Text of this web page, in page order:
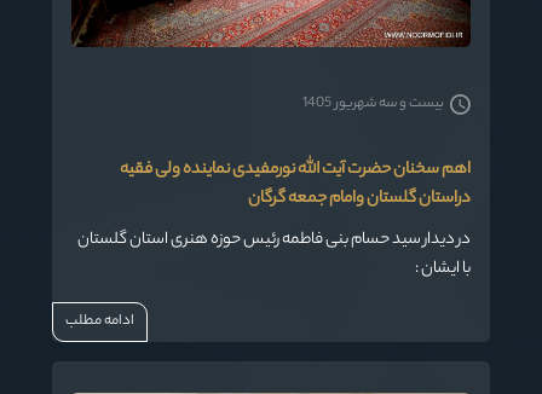
اهم سخنان حضرت آیت الله نورمفیدی نماینده ولی فقیه
دراستان گلستان وامام جمعه گرگان
در دیدار سید حسام بنی فاطمه رئیس حوزه هنری استان گلستان
با ایشان :
بیست و سه شهریور 1405
ادامه مطلب